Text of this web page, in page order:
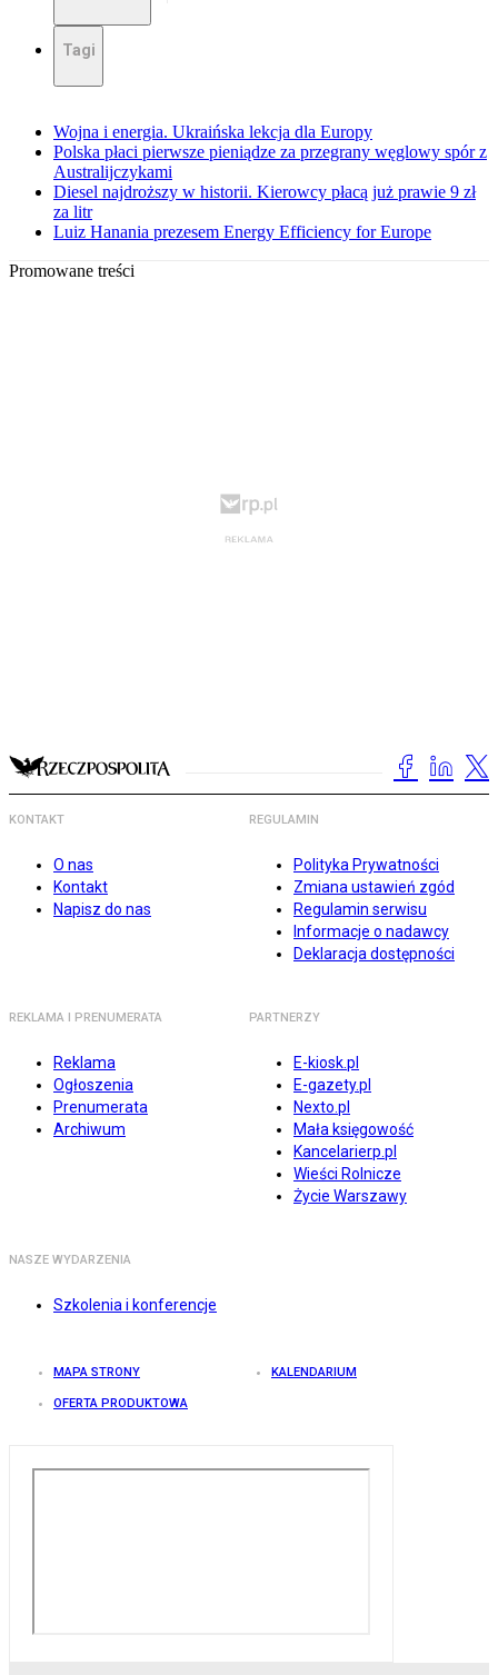
Tagi
Wojna i energia. Ukraińska lekcja dla Europy
Polska płaci pierwsze pieniądze za przegrany węglowy spór z
Australijczykami
Diesel najdroższy w historii. Kierowcy płacą już prawie 9 zł
za litr
Luiz Hanania prezesem Energy Efficiency for Europe
Promowane treści
KONTAKT
O nas
Kontakt
Napisz do nas
REGULAMIN
Polityka Prywatności
Zmiana ustawień zgód
Regulamin serwisu
Informacje o nadawcy
Deklaracja dostępności
REKLAMA I PRENUMERATA
Reklama
Ogłoszenia
Prenumerata
Archiwum
PARTNERZY
E-kiosk.pl
E-gazety.pl
Nexto.pl
Mała księgowość
Kancelarierp.pl
Wieści Rolnicze
Życie Warszawy
NASZE WYDARZENIA
Szkolenia i konferencje
MAPA STRONY KALENDARIUM
OFERTA PRODUKTOWA